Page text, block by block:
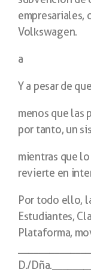
empresariales,
Volkswagen.
a
Y a pesar de que
menos que las
por tanto, un
mientras que
revierte en
Por todo ello,
Estudiantes,
Plataforma,
D./